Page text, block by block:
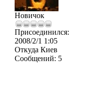
Новичок
Присоединился:
2008/2/1 1:05
Откуда Киев
Сообщений: 5